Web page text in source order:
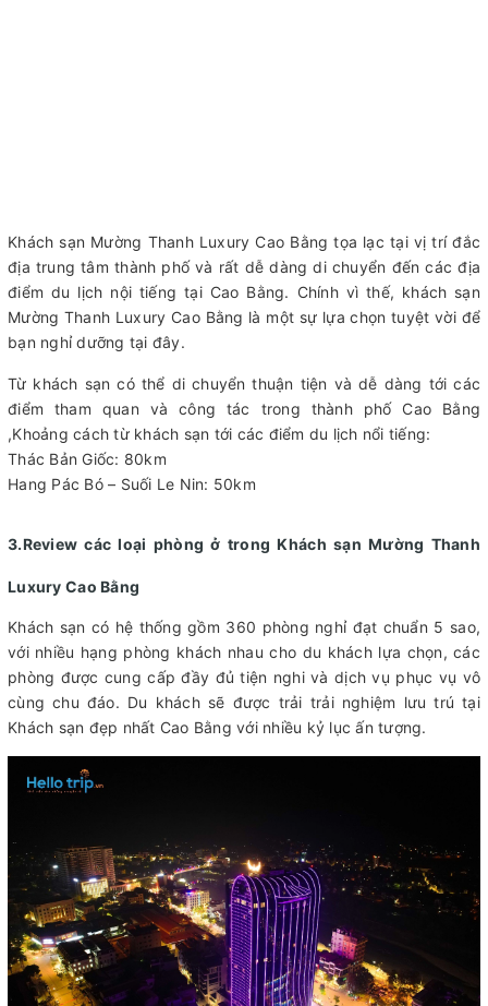
Khách sạn Mường Thanh Luxury Cao Bằng tọa lạc tại vị trí đắc
địa trung tâm thành phố và rất dễ dàng di chuyển đến các địa
điểm du lịch nội tiếng tại Cao Bằng. Chính vì thế, khách sạn
Mường Thanh Luxury Cao Bằng là một sự lựa chọn tuyệt vời để
bạn nghỉ dưỡng tại đây.
Từ khách sạn có thể di chuyển thuận tiện và dễ dàng tới các
điểm tham quan và công tác trong thành phố Cao Bằng
,Khoảng cách từ khách sạn tới các điểm du lịch nổi tiếng:
Thác Bản Giốc: 80km
Hang Pác Bó – Suối Le Nin: 50km
3.Review các loại phòng ở trong Khách sạn Mường Thanh
Luxury Cao Bằng
Khách sạn có hệ thống gồm 360 phòng nghỉ đạt chuẩn 5 sao,
với nhiều hạng phòng khách nhau cho du khách lựa chọn, các
phòng được cung cấp đầy đủ tiện nghi và dịch vụ phục vụ vô
cùng chu đáo. Du khách sẽ được trải trải nghiệm lưu trú tại
Khách sạn đẹp nhất Cao Bằng với nhiều kỷ lục ấn tượng.